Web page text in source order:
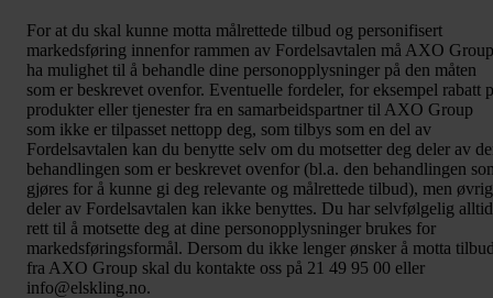
For at du skal kunne motta målrettede tilbud og personifisert
markedsføring innenfor rammen av Fordelsavtalen må AXO Group
ha mulighet til å behandle dine personopplysninger på den måten
som er beskrevet ovenfor. Eventuelle fordeler, for eksempel rabatt
produkter eller tjenester fra en samarbeidspartner til AXO Group
som ikke er tilpasset nettopp deg, som tilbys som en del av
Fordelsavtalen kan du benytte selv om du motsetter deg deler av
behandlingen som er beskrevet ovenfor (bl.a. den behandlingen
gjøres for å kunne gi deg relevante og målrettede tilbud), men
deler av Fordelsavtalen kan ikke benyttes. Du har selvfølgelig alltid
rett til å motsette deg at dine personopplysninger brukes for
markedsføringsformål. Dersom du ikke lenger ønsker å motta
fra AXO Group skal du kontakte oss på 21 49 95 00 eller
info@elskling.no.